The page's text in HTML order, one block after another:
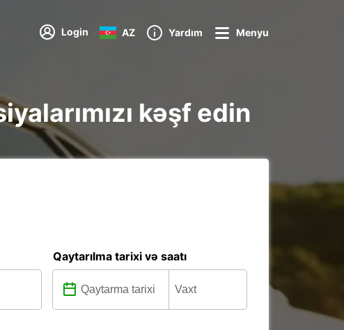
Login AZ Yardım Menyu
kəşf edin
Qaytarılma tarixi və saatı